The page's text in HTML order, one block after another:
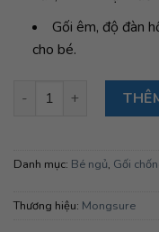
Gối êm, độ đàn
cho bé.
Đệm chống trào
Danh mục: Bé ngủ, Gối
Thương hiệu: Mongsure